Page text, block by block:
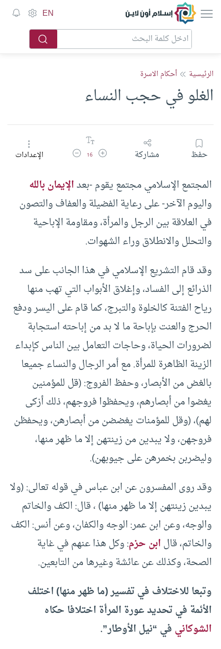
إسلام أون لاين EN
الرئيسية أحكام الاسرة
الغلو في حجب النساء
حفظ مشاركة زيادة حجم الخط
16 تقليل حجم الخطالإعدادات
المجتمع الإسلامي مجتمع يقوم -بعدالإيمان بالله
واليوم الآخر- على رعاية الفضيلة والعفاف والتصون
في العلاقة بين الرجل والمرأة، ومقاومة الإباحية
والتحلل والانطلاق وراء الشهوات.
وقد قام التشريع الإسلامي في هذا الجانب على سد
الذرائع إلى الفساد، وإغلاق الأبواب التي تهب منها
رياح الفتنة كالخلوة والتبرج، كما قام على اليسر ودفع
الحرج والعنت بإباحة ما لا بد من إباحته استجابة
لضرورات الحياة، وحاجات التعامل بين الناس كإبداء
الزينة الظاهرة للمرأة. مع أمر الرجال والنساء جميعا
بالغض من الأبصار، وحفظ الفروج: (قل للمؤمنين
يغضوا من أبصارهم، ويحفظوا فروجهم، ذلك أزكى
لهم)، (وقل للمؤمنات يغضضن من أبصارهن، ويحفظن
فروجهن، ولا يبدين من زينتهن إلا ما ظهر منها،
وليضربن بخمرهن على جيوبهن).
وقد روى المفسرون عن ابن عباس في قوله تعالى: (ولا
يبدين زينتهن إلا ما ظهر منها) ، قال: الكف والخاتم
والوجه، وعن ابن عمر: الوجه والكفان، وعن أنس: الكف
والخاتم، قالابن حزم: وكل هذا عنهم في غاية
الصحة، وكذلك عن عائشة وغيرها من التابعين.
وتبعا للاختلاف في تفسير (ما ظهر منها) اختلف
الأئمة في تحديد عورة المرأة اختلافا حكاه
الشوكانيفي “نيل الأوطار”.